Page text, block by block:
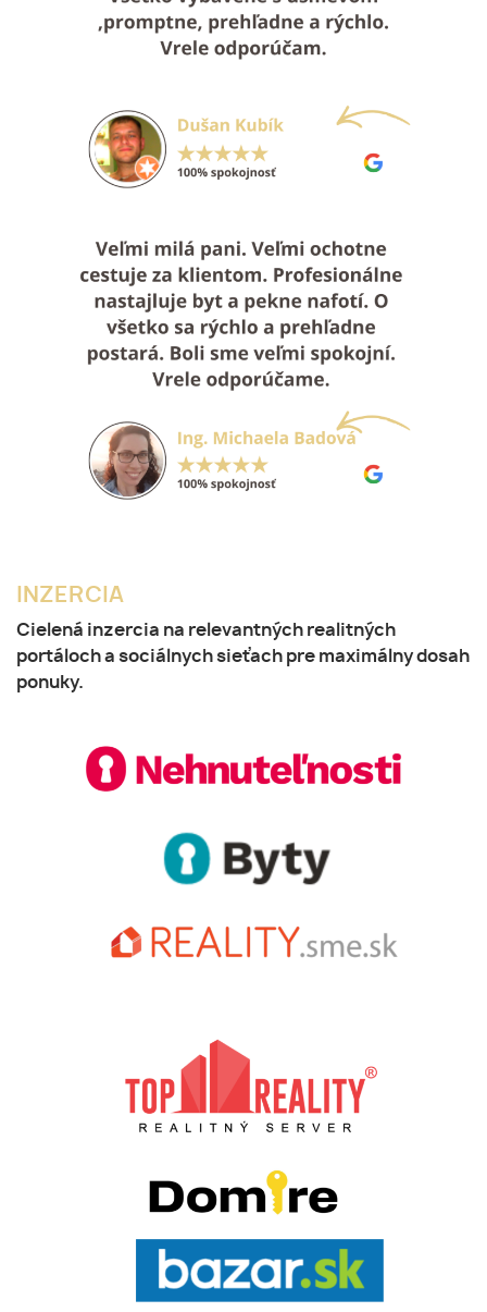
INZERCIA
Cielená inzercia na relevantných realitných
portáloch a sociálnych sieťach pre maximálny dosah
ponuky.